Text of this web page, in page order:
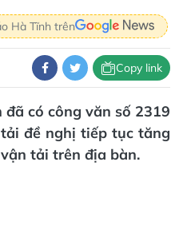
Hà Tĩnh trên
Copy link
có công văn số 2319
đề nghị tiếp tục tăng
tải trên địa bàn.